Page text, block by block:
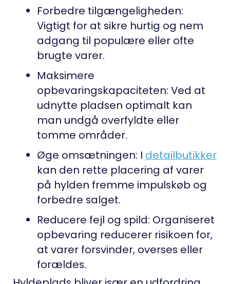
Forbedre tilgængeligheden:
Vigtigt for at sikre hurtig og nem
adgang til populære eller ofte
brugte varer.
Maksimere
opbevaringskapaciteten: Ved at
udnytte pladsen optimalt kan
man undgå overfyldte eller
tomme områder.
Øge omsætningen: I detailbutikker
kan den rette placering af varer
på hylden fremme impulskøb og
forbedre salget.
Reducere fejl og spild: Organiseret
opbevaring reducerer risikoen for,
at varer forsvinder, overses eller
forældes.